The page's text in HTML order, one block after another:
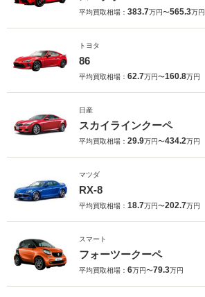
平均買取相場： 383.7万円〜565.3万円
トヨタ
86
平均買取相場： 62.7万円〜160.8万円
日産
スカイラインクーペ
平均買取相場： 29.9万円〜434.2万円
マツダ
RX-8
平均買取相場： 18.7万円〜202.7万円
スマート
フォーツークーペ
平均買取相場： 6万円〜79.3万円